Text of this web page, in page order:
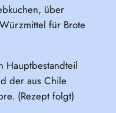
über
für Brote
Hauptbestandteil
der aus Chile
(Rezept folgt)